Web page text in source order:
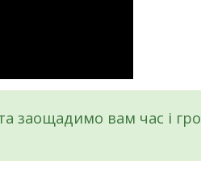
заощадимо вам час і